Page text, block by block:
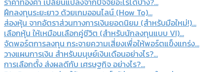
ฝึกลงทุนระยะยาว ด้วยเกมออนไลน์ (How To)...
ส่องหุ้น จากอัตราส่วนทางการเงินยอดนิยม (สำหรับมือใหม่!)...
เลือกหุ้น ให้เหมือนเลือกคู่ชีวิต (สำหรับนักลงทุนแบบ VI)...
จัดพอร์ตการลงทุน กระจายความเสี่ยงเพื่อให้พอร์ตแข็งแกร่ง...
วางแผนการเงิน สำหรับมนุษย์เงินเดือนอย่างไร?...
การเลือกตั้ง ส่งผลดีกับ เศรษฐกิจ อย่างไร?...